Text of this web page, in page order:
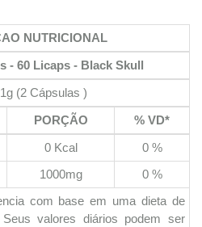
NUTRICIONAL
- 60 Licaps - Black Skull
(2 Cápsulas )
PORÇÃO
% VD*
0 Kcal
0 %
1000mg
0 %
com base em uma dieta de
valores diários podem ser